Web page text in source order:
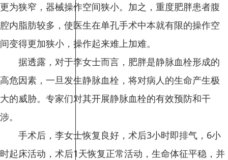
更为狭窄，器械操作空间狭小。加之，重度肥胖患者腹
腔内脂肪较多，使医生在单孔手术中本就有限的操作空
间变得更加狭小，操作起来难上加难。
据透露，对于李女士而言，肥胖是静脉血栓形成的
高危因素，一旦发生静脉血栓，将对病人的生命产生极
大的威胁。专家们对其开展静脉血栓的有效预防和干
涉。
手术后，李女士恢复良好，术后3小时即排气，6小
时起床活动，术后1天恢复正常活动，生命体征平稳，并